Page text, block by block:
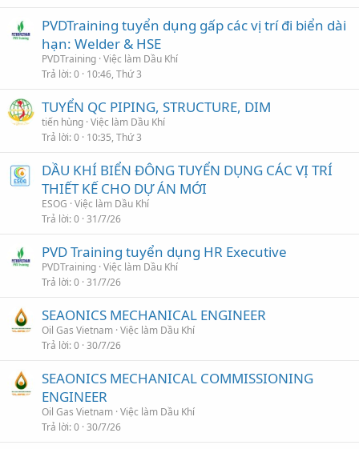
PVDTraining tuyển dụng gấp các vị trí đi biển dài
hạn: Welder & HSE
PVDTraining Việc làm Dầu Khí
Trả lời 0 10:46, Thứ 3
TUYỂN QC PIPING, STRUCTURE, DIM
tiến hùng Việc làm Dầu Khí
Trả lời 0 10:35, Thứ 3
DẦU KHÍ BIỂN ĐÔNG TUYỂN DỤNG CÁC VỊ TRÍ
THIẾT KẾ CHO DỰ ÁN MỚI
ESOG Việc làm Dầu Khí
Trả lời 0 31/7/26
PVD Training tuyển dụng HR Executive
PVDTraining Việc làm Dầu Khí
Trả lời 0 31/7/26
SEAONICS MECHANICAL ENGINEER
Oil Gas Vietnam Việc làm Dầu Khí
Trả lời 0 30/7/26
SEAONICS MECHANICAL COMMISSIONING
ENGINEER
Oil Gas Vietnam Việc làm Dầu Khí
Trả lời 0 30/7/26